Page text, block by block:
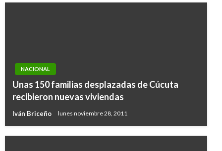
NACIONAL
Unas 150 familias desplazadas de Cúcuta
recibieron nuevas viviendas
Iván Briceño lunes noviembre 28, 2011